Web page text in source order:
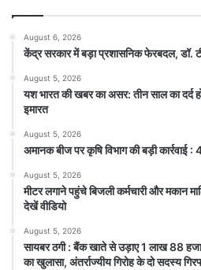
August 6, 2026
केंद्र सरकार में बड़ा प्रशासनिक फेरबदल, डॉ.
August 5, 2026
यश भारत की खबर का असर: तीन साल का दर्द
इमारत
August 5, 2026
अमानक बीज पर कृषि विभाग की बड़ी
August 5, 2026
मीटर लगाने पहुंचे बिजली कर्मचारी और मकान
देखें वीडियो
August 5, 2026
सायबर ठगी : बैंक खाते से उड़ाए 1 लाख 88
का खुलासा, अंतर्राज्यीय गिरोह के दो सदस्य